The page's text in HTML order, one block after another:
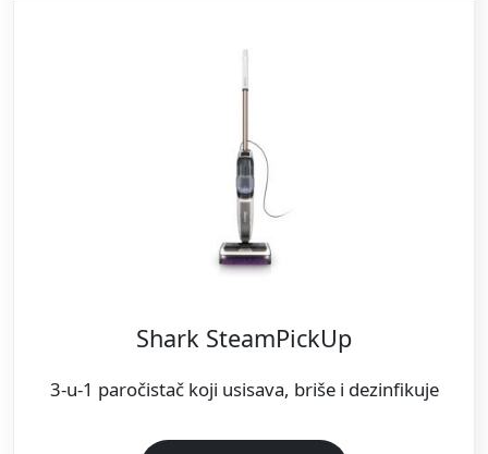
Shark SteamPickUp
3-u-1 paročistač koji usisava, briše i dezinfikuje